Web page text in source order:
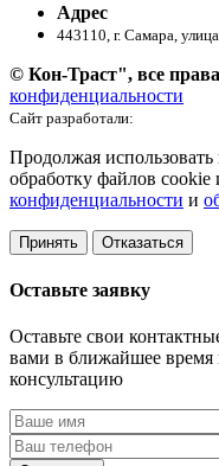
Адрес
443110, г. Самара,
© Кон-Траст", все
конфиденциальности
Сайт разработали:
Продолжая использовать
обработку файлов cookie
конфиденциальности и
Принять Отказаться
Оставьте заявку
Оставьте свои
вами в ближайшее время
консультацию